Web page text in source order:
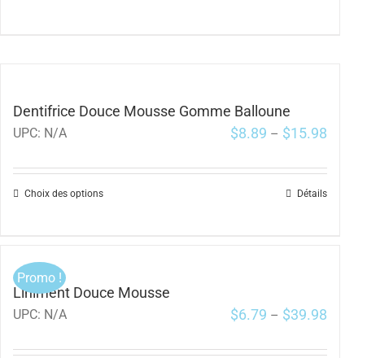
Dentifrice Douce Mousse Gomme Balloune
UPC: N/A $8.89 – $15.98
Choix des options Détails
Promo !
Liniment Douce Mousse
UPC: N/A $6.79 – $39.98